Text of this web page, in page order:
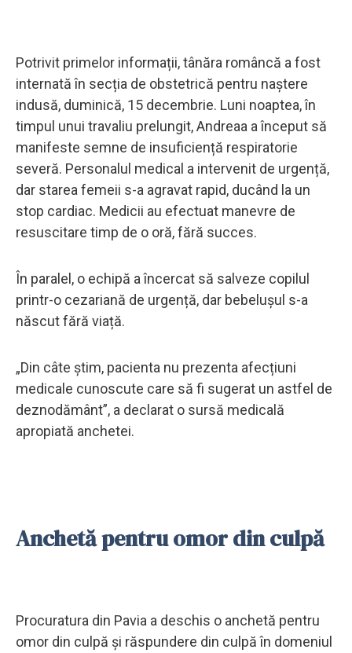
Potrivit primelor informații, tânăra româncă a fost
internată în secția de obstetrică pentru naștere
indusă, duminică, 15 decembrie. Luni noaptea, în
timpul unui travaliu prelungit, Andreaa a început să
manifeste semne de insuficiență respiratorie
severă. Personalul medical a intervenit de urgență,
dar starea femeii s-a agravat rapid, ducând la un
stop cardiac. Medicii au efectuat manevre de
resuscitare timp de o oră, fără succes.
În paralel, o echipă a încercat să salveze copilul
printr-o cezariană de urgență, dar bebelușul s-a
născut fără viață.
„Din câte știm, pacienta nu prezenta afecțiuni
medicale cunoscute care să fi sugerat un astfel de
deznodământ”, a declarat o sursă medicală
apropiată anchetei.
Anchetă pentru omor din culpă
Procuratura din Pavia a deschis o anchetă pentru
omor din culpă și răspundere din culpă în domeniul